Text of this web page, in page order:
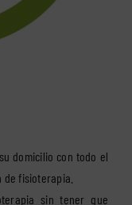
domicilio con todo el
fisioterapia.
sin tener que